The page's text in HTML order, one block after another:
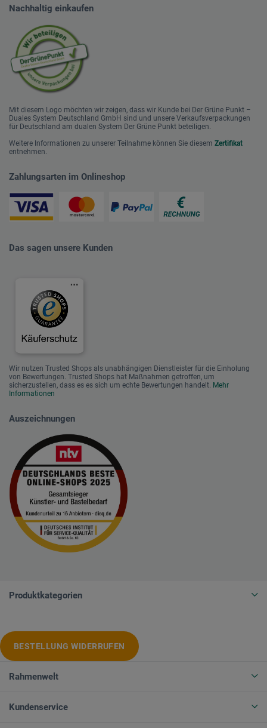
Nachhaltig einkaufen
Mit diesem Logo möchten wir zeigen, dass wir Kunde bei Der Grüne Punkt –
Duales System Deutschland GmbH sind und unsere Verkaufsverpackungen
für Deutschland am dualen System Der Grüne Punkt beteiligen.
Weitere Informationen zu unserer Teilnahme können Sie diesem Zertifikat
entnehmen.
Zahlungsarten im Onlineshop
Das sagen unsere Kunden
Wir nutzen Trusted Shops als unabhängigen Dienstleister für die Einholung
von Bewertungen. Trusted Shops hat Maßnahmen getroffen, um
sicherzustellen, dass es es sich um echte Bewertungen handelt. Mehr
Informationen
Auszeichnungen
Produktkategorien
BESTELLUNG WIDERRUFEN
Rahmenwelt
Kundenservice